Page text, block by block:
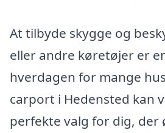
At tilbyde skygge og
eller andre køretøjer er
hverdagen for mange
carport i Hedensted kan
perfekte valg for dig, der